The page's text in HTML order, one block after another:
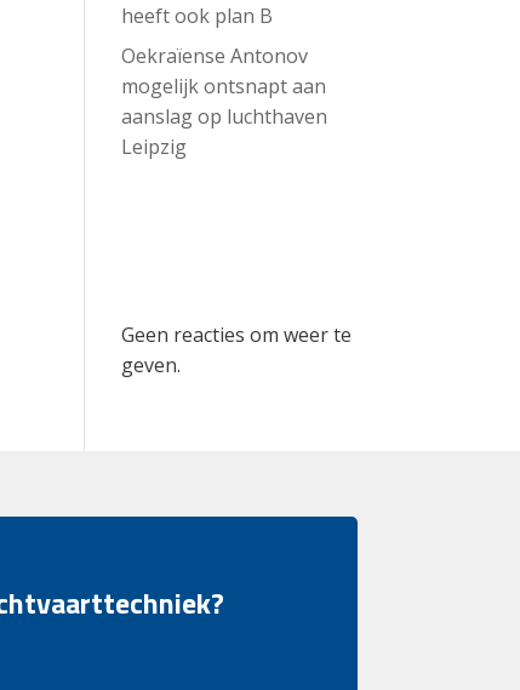
heeft ook plan B
Oekraïense Antonov
mogelijk ontsnapt aan
aanslag op luchthaven
Leipzig
Geen reacties om weer te
geven.